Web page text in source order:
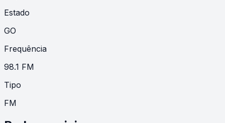
Estado
GO
Frequência
98.1 FM
Tipo
FM